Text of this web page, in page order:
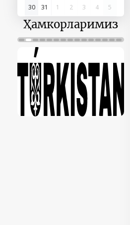
30
31 1 2 3 4 5
Ҳамкорларимиз